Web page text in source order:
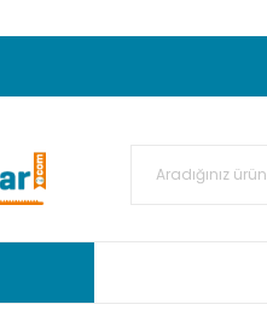
KARGO BEDAVA